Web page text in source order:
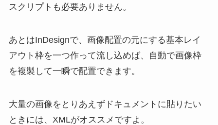
スクリプトも必要ありません。
あとはInDesignで、画像配置の元にする基本レイ
アウト枠を一つ作って流し込めば、自動で画像枠
を複製して一瞬で配置できます。
大量の画像をとりあえずドキュメントに貼りたい
ときには、XMLがオススメですよ。